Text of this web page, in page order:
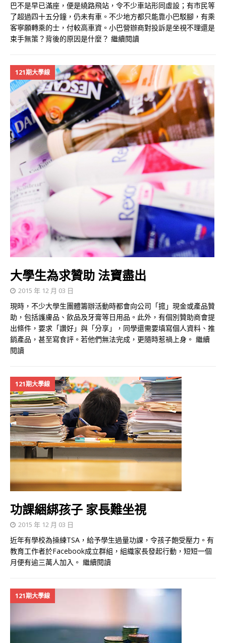
巴不是早已滿座，便是繞路飛站，令不少車站形同虛設；有市民等
了超過四十五分鐘，仍未有車。不少地方都只能靠小巴駁腳，有乘
客寧願轉乘的士，付較高車資。小巴營辦商對投訴是坐視不理還是
束手無策？背後的原因是什麼？ 繼續閱讀
121期大學線
大學生為求贊助 法寶盡出
2015 年 12 月 03 日
現時，不少大學生團體籌辦活動時都會向公司「搲」現金或產品贊
助，包括護膚品、飲品及牙膏等日用品。此外，有個別贊助商會提
出條件，要求「讚好」與「分享」，同學還需要填寫個人資料、推
銷產品，甚至寫食評。若他們無法完成，更隨時惹禍上身。 繼續
閱讀
121期大學線
功課綑綁孩子 家長難坐視
2015 年 12 月 03 日
近年有學校為操練TSA，給予學生過量功課，令孩子飽受壓力。有
教育工作者於Facebook成立群組，組織家長發起行動，短短一個
月便有逾三萬人加入。 繼續閱讀
121期大學線